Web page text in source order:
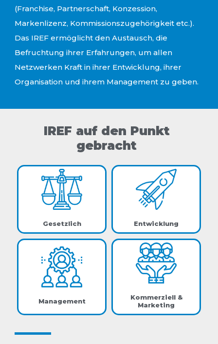
(Franchise, Partnerschaft, Konzession,
Markenlizenz, Kommissionszugehörigkeit etc.).
Das IREF ermöglicht den Austausch, die
Befruchtung ihrer Erfahrungen, um allen
Netzwerken Kraft in ihrer Entwicklung, ihrer
Organisation und ihrem Management zu geben.
IREF auf den Punkt
gebracht
Gesetzlich Entwicklung
Management
Kommerziell &
Marketing